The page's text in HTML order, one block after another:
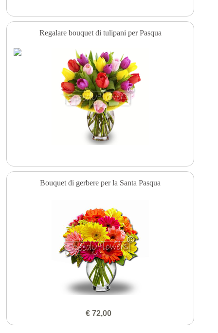
Regalare bouquet di tulipani per Pasqua
Bouquet di gerbere per la Santa Pasqua
€ 72,00